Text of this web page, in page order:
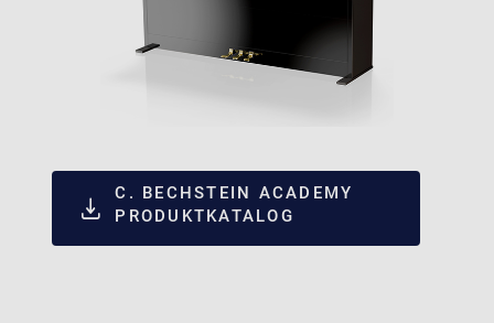
C. BECHSTEIN ACADEMY
PRODUKTKATALOG